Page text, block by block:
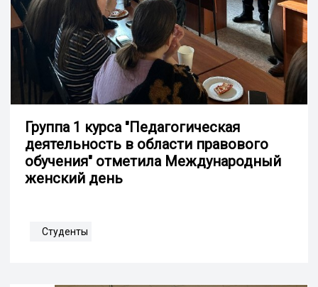
Группа 1 курса "Педагогическая
деятельность в области правового
обучения" отметила Международный
женский день
Студенты